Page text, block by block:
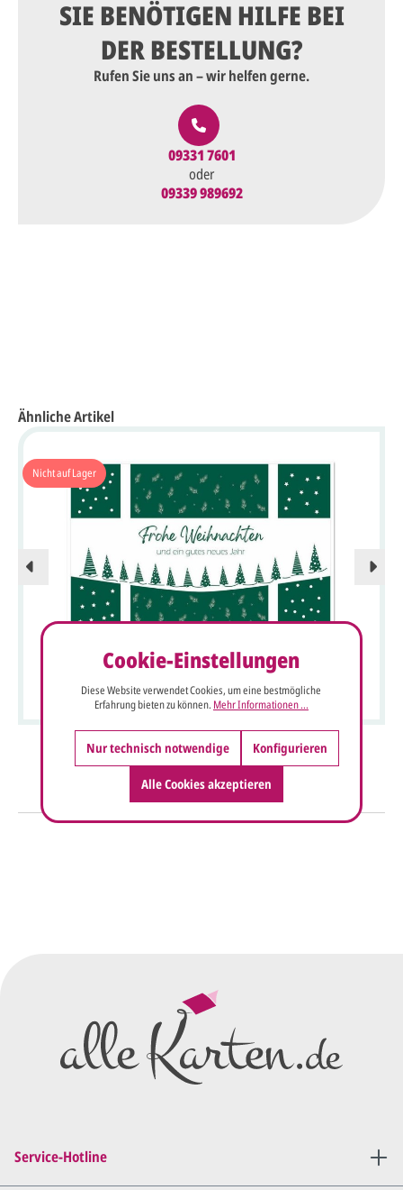
SIE BENÖTIGEN HILFE BEI
DER BESTELLUNG?
Rufen Sie uns an – wir helfen gerne.
09331 7601
oder
09339 989692
Ähnliche Artikel
Nicht auf Lager
Grüne Weihnachtsgrußkarte mit Tannen und "Frohe
Weihnachten und ein gutes neues Jahr"
Preisangebot
Anschluss den ersten
Entwurf/Korrekturabzug
Diesen senden wir Ihnen als
PDF per E-Mail.
uns, was Sie amEntwurf
Service-Hotline
Cookie-Einstellungen
Diese Website verwendet Cookies, um eine bestmögliche
Erfahrung bieten zu können. Mehr Informationen ...
Nur technisch notwendige Konfigurieren
Alle Cookies akzeptieren